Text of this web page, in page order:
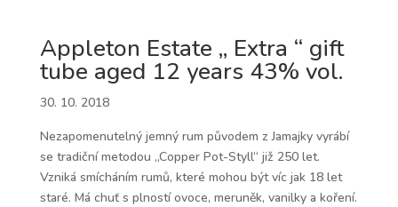
Appleton Estate „ Extra “ gift
tube aged 12 years 43% vol.
30. 10. 2018
Nezapomenutelný jemný rum původem z Jamajky vyrábí
se tradiční metodou „Copper Pot-Styll“ již 250 let.
Vzniká smícháním rumů, které mohou být víc jak 18 let
staré. Má chuť s plností ovoce, meruněk, vanilky a koření.